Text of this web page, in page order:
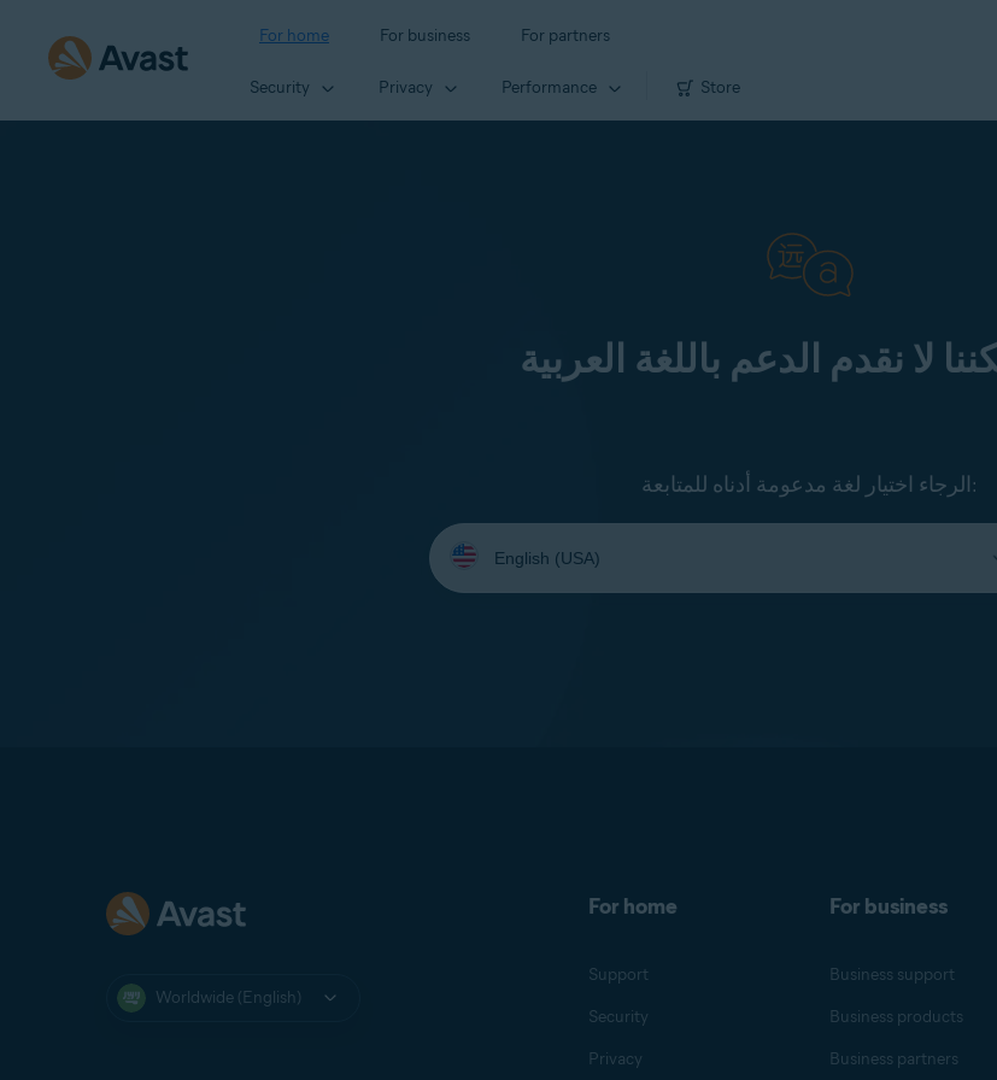
For home For business For partners
Security Privacy Performance Store
لا نقدم الدعم باللغة العربية
الرجاء اختيار لغة مدعومة أدناه للمتابعة:
Select
your
language:
Worldwide (English)
For home
Support
Security
Privacy
For business
Business support
Business products
Business partners